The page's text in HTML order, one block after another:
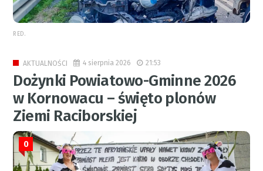
RED.
AKTUALNOŚCI 4 sierpnia 2026 21:53
Dożynki Powiatowo-Gminne 2026
w Kornowacu – święto plonów
Ziemi Raciborskiej
0